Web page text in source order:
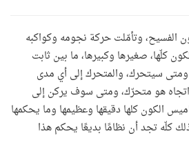
الفسيح، وتأمّلت حركة نجومه وكواكبه
كلّها، صغيرها وكبيرها، ما بين ثابت
ومتى سيتحرك، والمتحرك إلى أي مدى
هو متحرّك، ومتى سوف يركن إلى
الكون كلها دقيقها وعظيمها وما يحكمها
كلّه تجد أن نظامًا بديعًا يحكم هذا